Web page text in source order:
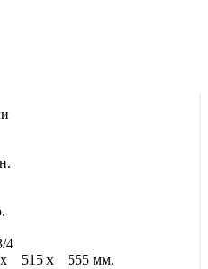
4
x 515 x 555 мм.